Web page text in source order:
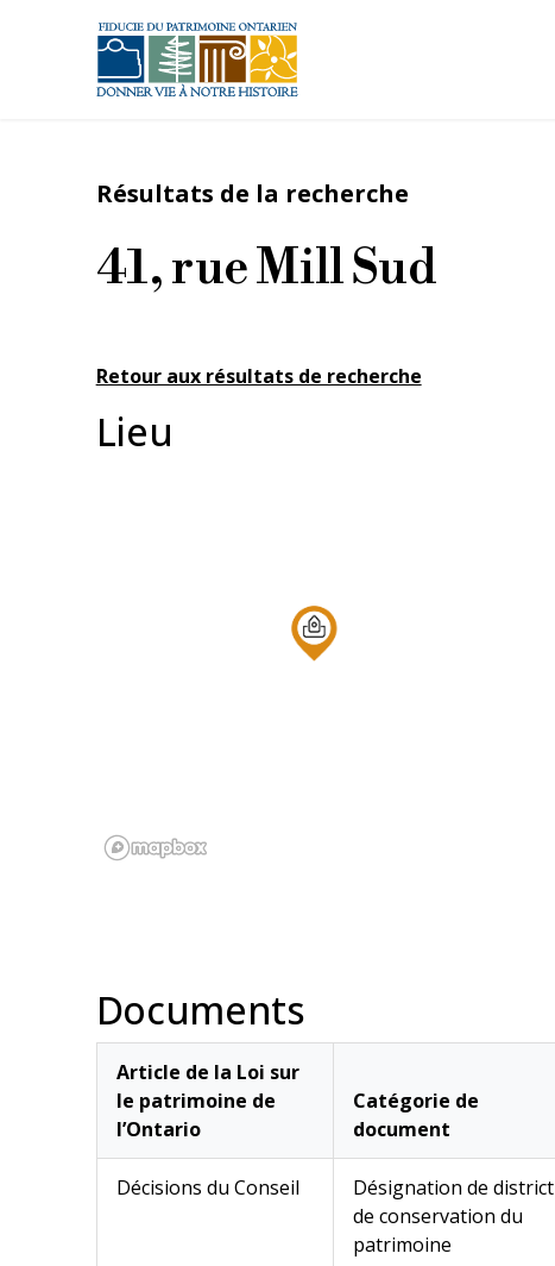
Résultats de la recherche
41, rue Mill Sud
Retour aux résultats de recherche
Lieu
Documents
Article de la Loi sur
le patrimoine de
l’Ontario
Catégorie de
document
Décisions du Conseil
Désignation de district
de conservation du
patrimoine